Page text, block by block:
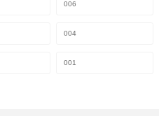
006
004
001